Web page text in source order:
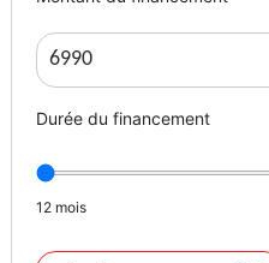
avec le vendeur.
du Lundi au vendredi de 8h30 à
En dehors de ces horaires ,
exclusivement..
Durée du financement
12 mois